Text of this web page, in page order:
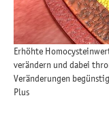
Erhöhte
verändern und dabei
Veränderungen
Plus